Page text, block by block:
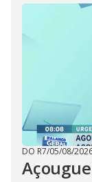
DO R7/05/08/